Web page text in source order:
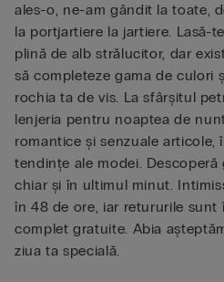
ales-o, ne-am gândit la toate,
la portjartiere la jartiere. Lasă-
plină de alb strălucitor, dar
să completeze gama de culori
rochia ta de vis. La sfârșitul
lenjeria pentru noaptea de
romantice și senzuale
tendințe ale modei.
chiar și în ultimul minut.
în 48 de ore, iar retururile sunt
complet gratuite. Abia
ziua ta specială.